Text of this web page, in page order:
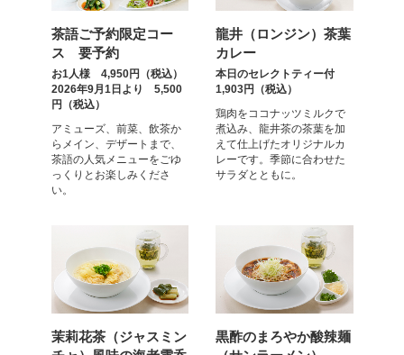
茶語ご予約限定コー
ス 要予約
お1人様 4,950円（税込）
2026年9月1日より 5,500
円（税込）
アミューズ、前菜、飲茶か
らメイン、デザートまで、
茶語の人気メニューをごゆ
っくりとお楽しみくださ
い。
龍井（ロンジン）茶葉
カレー
本日のセレクトティー付
1,903円（税込）
鶏肉をココナッツミルクで
煮込み、龍井茶の茶葉を加
えて仕上げたオリジナルカ
レーです。季節に合わせた
サラダとともに。
茉莉花茶（ジャスミン
黒酢のまろやか酸辣麺